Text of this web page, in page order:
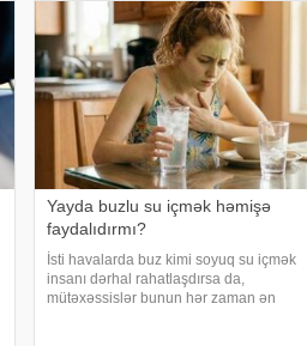
Yayda buzlu su içmək həmişə
faydalıdırmı?
İsti havalarda buz kimi soyuq su içmək
insanı dərhal rahatlaşdırsa da,
mütəxəssislər bunun hər zaman ən